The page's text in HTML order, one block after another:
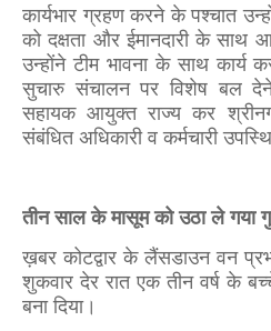
कार्यभार ग्रहण करने के पश्चात
को दक्षता और ईमानदारी के साथ
उन्होंने टीम भावना के साथ कार्य
सुचारु संचालन पर विशेष बल
सहायक आयुक्त राज्य कर
संबंधित अधिकारी व कर्मचारी
तीन साल के मासूम को उठा ले गया
ख़बर कोटद्वार के लैंसडाउन वन
शुकवार देर रात एक तीन वर्ष के
बना दिया।